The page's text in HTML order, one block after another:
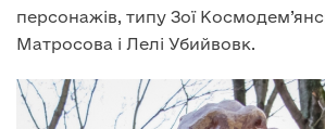
персонажів, типу Зої
Матросова і Лелі Убийвовк.